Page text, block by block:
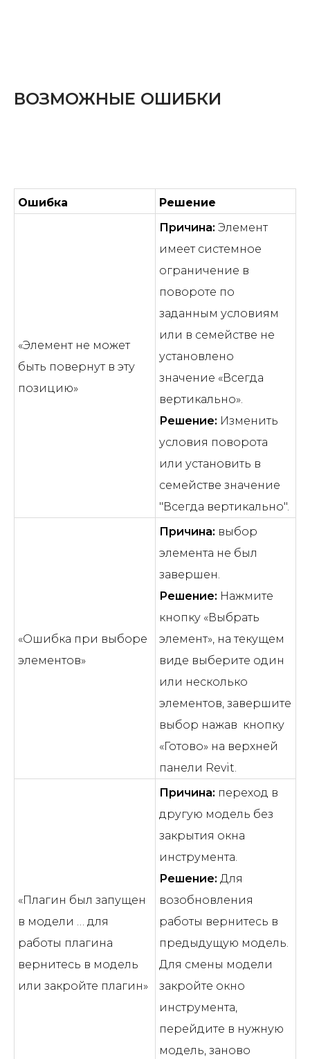
ВОЗМОЖНЫЕ ОШИБКИ
Ошибка Решение
«Элемент не может
быть повернут в эту
позицию»
Причина: Элемент
имеет системное
ограничение в
повороте по
заданным условиям
или в семействе не
установлено
значение «Всегда
вертикально».
Решение: Изменить
условия поворота
или установить в
семействе значение
"Всегда вертикально".
«Ошибка при выборе
элементов»
Причина: выбор
элемента не был
завершен.
Решение: Нажмите
кнопку «Выбрать
элемент», на текущем
виде выберите один
или несколько
элементов, завершите
выбор нажав кнопку
«Готово» на верхней
панели Revit.
«Плагин был запущен
в модели … для
работы плагина
вернитесь в модель
или закройте плагин»
Причина: переход в
другую модель без
закрытия окна
инструмента.
Решение: Для
возобновления
работы вернитесь в
предыдущую модель.
Для смены модели
закройте окно
инструмента,
перейдите в нужную
модель, заново